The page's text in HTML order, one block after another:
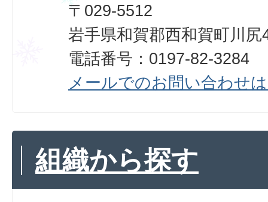
〒029-5512
岩手県和賀郡西和賀町川
電話番号：0197-82-3284
メールでのお問い合わせ
組織から探す